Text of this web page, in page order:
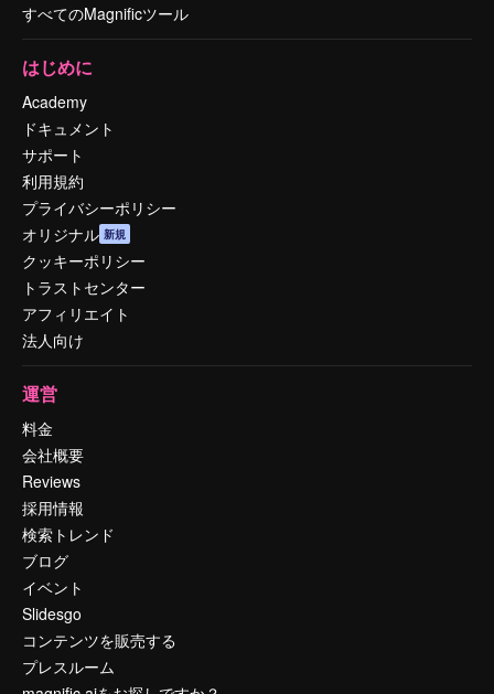
すべてのMagnificツール
はじめに
Academy
ドキュメント
サポート
利用規約
プライバシーポリシー
オリジナル 新規
クッキーポリシー
トラストセンター
アフィリエイト
法人向け
運営
料金
会社概要
Reviews
採用情報
検索トレンド
ブログ
イベント
Slidesgo
コンテンツを販売する
プレスルーム